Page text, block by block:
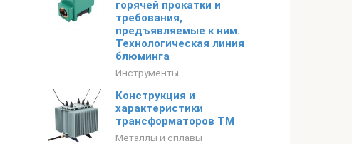
горячей прокатки и
требования,
предъявляемые к ним.
Технологическая линия
блюминга
Инструменты
Конструкция и
характеристики
трансформаторов ТМ
Металлы и сплавы